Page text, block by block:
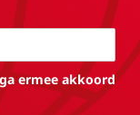
ermee akkoord